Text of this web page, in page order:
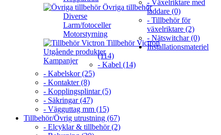
Övriga tillbehör
Diverse
Larm/fotoceller
Motorstyrning
Tillbehör Victron
Utgående produkter
Kampanjer
- Växelriktare med
laddare (0)
- Tillbehör för
växelriktare (2)
- Nätswitchar (0)
Installationsmateriel
(114)
- Kabel (14)
- Kabelskor (25)
- Kontakter (8)
- Kopplingsplintar (5)
- Säkringar (47)
- Vägguttag mm (15)
Tillbehör/Övrig utrustning (67)
- Elcyklar & tillbehör (2)